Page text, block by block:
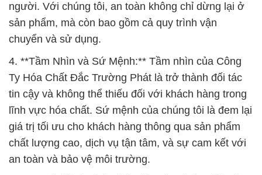
người. Với chúng tôi, an toàn không chỉ dừng lại ở
sản phẩm, mà còn bao gồm cả quy trình vận
chuyển và sử dụng.
4. **Tầm Nhìn và Sứ Mệnh:** Tầm nhìn của Công
Ty Hóa Chất Đắc Trường Phát là trở thành đối tác
tin cậy và không thể thiếu đối với khách hàng trong
lĩnh vực hóa chất. Sứ mệnh của chúng tôi là đem lại
giá trị tối ưu cho khách hàng thông qua sản phẩm
chất lượng cao, dịch vụ tận tâm, và sự cam kết với
an toàn và bảo vệ môi trường.